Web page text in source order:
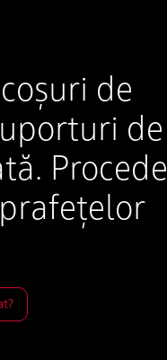
de
de
Procede